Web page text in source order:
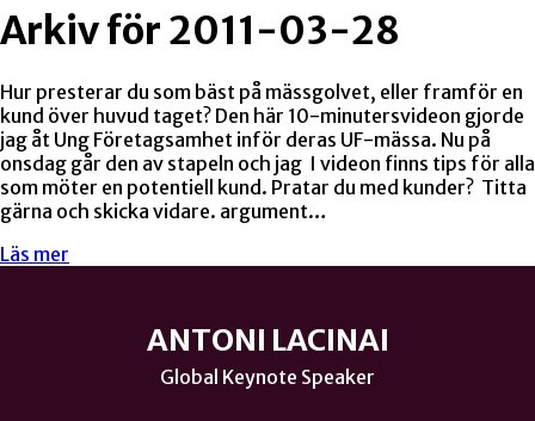
Arkiv för 2011-03-28
Hur presterar du som bäst på mässgolvet, eller framför en
kund över huvud taget? Den här 10-minutersvideon gjorde
jag åt Ung Företagsamhet inför deras UF-mässa. Nu på
onsdag går den av stapeln och jag I videon finns tips för alla
som möter en potentiell kund. Pratar du med kunder? Titta
gärna och skicka vidare. argument…
Läs mer
ANTONI LACINAI
Global Keynote Speaker